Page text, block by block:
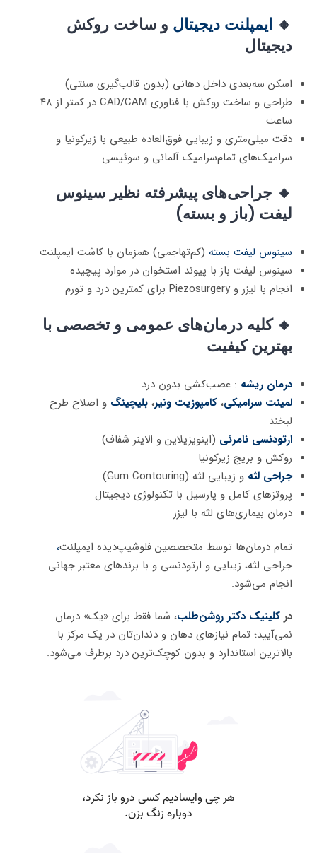
🔸 ایمپلنت دیجیتال و ساخت روکش
دیجیتال
اسکن سه‌بعدی داخل دهانی (بدون قالب‌گیری سنتی)
طراحی و ساخت روکش با فناوری CAD/CAM در کمتر از ۴۸
ساعت
دقت میلی‌متری و زیبایی فوق‌العاده طبیعی با زیرکونیا و
سرامیک‌های تمام‌سرامیک آلمانی و سوئیسی
🔸 جراحی‌های پیشرفته نظیر سینوس
لیفت (باز و بسته)
سینوس لیفت بسته (کم‌تهاجمی) همزمان با کاشت ایمپلنت
سینوس لیفت باز با پیوند استخوان در موارد پیچیده
انجام با لیزر و Piezosurgery برای کمترین درد و تورم
🔸 کلیه درمان‌های عمومی و تخصصی با
بهترین کیفیت
درمان ریشه : عصب‌کشی بدون درد
لمینت سرامیکی، کامپوزیت ونیر، بلیچینگ و اصلاح طرح
لبخند
ارتودنسی نامرئی (اینویزیلاین و الاینر شفاف)
روکش و بریج زیرکونیا
جراحی لثه و زیبایی لثه (Gum Contouring)
پروتزهای کامل و پارسیل با تکنولوژی دیجیتال
درمان بیماری‌های لثه با لیزر
تمام درمان‌ها توسط متخصصین فلوشیپ‌دیده ایمپلنت،
جراحی لثه، زیبایی و ارتودنسی و با برندهای معتبر جهانی
انجام می‌شود.
در کلینیک دکتر روشن‌طلب، شما فقط برای «یک» درمان
نمی‌آیید؛ تمام نیازهای دهان و دندان‌تان در یک مرکز با
بالاترین استاندارد و بدون کوچک‌ترین درد برطرف می‌شود.